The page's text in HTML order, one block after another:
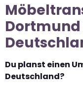
Du planst einen
Deutschland?